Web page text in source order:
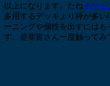
以上になります。たねポケモ
多用するデッキより枠が多い
ーニングや個性を出すには
す、是非皆さん一度触ってみ